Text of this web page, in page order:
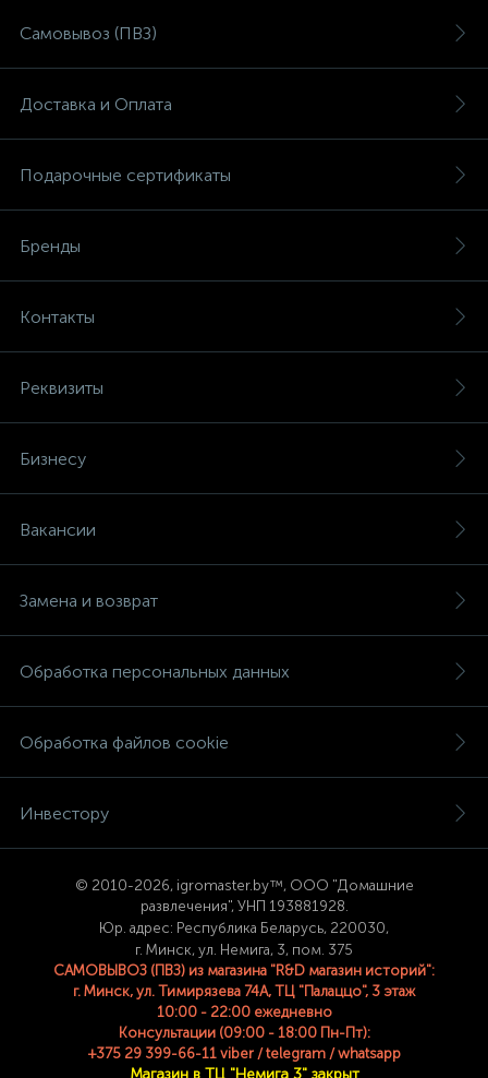
Самовывоз (ПВЗ)
Доставка и Оплата
Подарочные сертификаты
Бренды
Контакты
Реквизиты
Бизнесу
Вакансии
Замена и возврат
Обработка персональных данных
Обработка файлов cookie
Инвестору
© 2010-2026, igromaster.by™, ООО "Домашние
развлечения", УНП 193881928.
Юр. адрес: Республика Беларусь, 220030,
г. Минск, ул. Немига, 3, пом. 375
САМОВЫВОЗ (ПВЗ) из магазина "R&D магазин историй":
г. Минск, ул. Тимирязева 74A, ТЦ "Палаццо", 3 этаж
10:00 - 22:00 ежедневно
Консультации (09:00 - 18:00 Пн-Пт):
+375 29 399-66-11 viber / telegram / whatsapp
Магазин в ТЦ "Немига 3" закрыт